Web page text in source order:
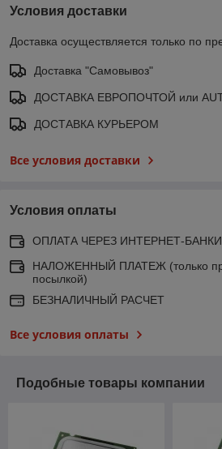
Условия доставки
Доставка осуществляется только по
Доставка "Самовывоз"
ДОСТАВКА ЕВРОПОЧТОЙ или
ДОСТАВКА КУРЬЕРОМ
Все условия доставки
Условия оплаты
ОПЛАТА ЧЕРЕЗ ИНТЕРНЕТ-
НАЛОЖЕННЫЙ ПЛАТЕЖ (только
посылкой)
БЕЗНАЛИЧНЫЙ РАСЧЕТ
Все условия оплаты
Подобные товары компании